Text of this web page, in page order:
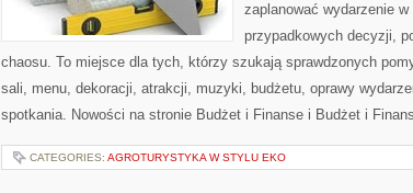
zaplanować wydarzenie
przypadkowych decyzji,
chaosu. To miejsce dla tych, którzy szukają sprawdzonych
sali, menu, dekoracji, atrakcji, muzyki, budżetu, oprawy
spotkania. Nowości na stronie Budżet i Finanse i Budżet i
CATEGORIES: AGROTURYSTYKA W STYLU EKO